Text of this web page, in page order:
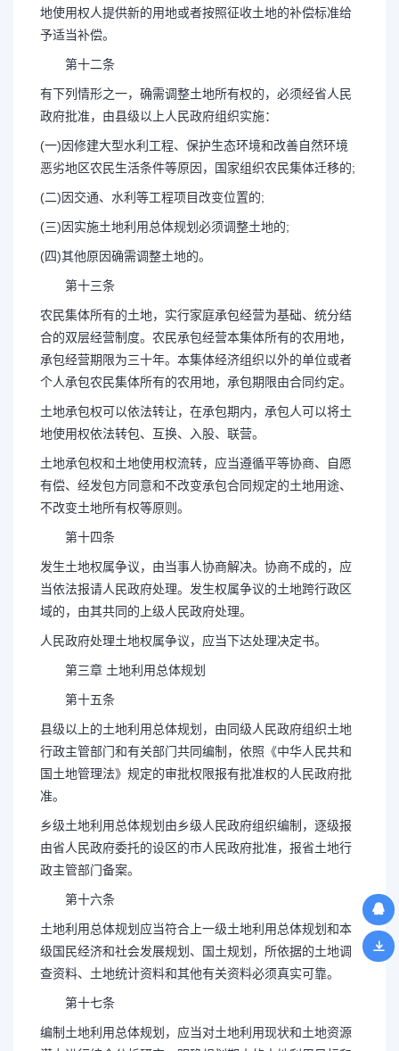
地使用权人提供新的用地或者按照征收土地的补偿标准给
予适当补偿。
第十二条
有下列情形之一，确需调整土地所有权的，必须经省人民
政府批准，由县级以上人民政府组织实施：
(一)因修建大型水利工程、保护生态环境和改善自然环境
恶劣地区农民生活条件等原因，国家组织农民集体迁移的;
(二)因交通、水利等工程项目改变位置的;
(三)因实施土地利用总体规划必须调整土地的;
(四)其他原因确需调整土地的。
第十三条
农民集体所有的土地，实行家庭承包经营为基础、统分结
合的双层经营制度。农民承包经营本集体所有的农用地，
承包经营期限为三十年。本集体经济组织以外的单位或者
个人承包农民集体所有的农用地，承包期限由合同约定。
土地承包权可以依法转让，在承包期内，承包人可以将土
地使用权依法转包、互换、入股、联营。
土地承包权和土地使用权流转，应当遵循平等协商、自愿
有偿、经发包方同意和不改变承包合同规定的土地用途、
不改变土地所有权等原则。
第十四条
发生土地权属争议，由当事人协商解决。协商不成的，应
当依法报请人民政府处理。发生权属争议的土地跨行政区
域的，由其共同的上级人民政府处理。
人民政府处理土地权属争议，应当下达处理决定书。
第三章 土地利用总体规划
第十五条
县级以上的土地利用总体规划，由同级人民政府组织土地
行政主管部门和有关部门共同编制，依照《中华人民共和
国土地管理法》规定的审批权限报有批准权的人民政府批
准。
乡级土地利用总体规划由乡级人民政府组织编制，逐级报
由省人民政府委托的设区的市人民政府批准，报省土地行
政主管部门备案。
第十六条
土地利用总体规划应当符合上一级土地利用总体规划和本
级国民经济和社会发展规划、国土规划，所依据的土地调
查资料、土地统计资料和其他有关资料必须真实可靠。
第十七条
编制土地利用总体规划，应当对土地利用现状和土地资源